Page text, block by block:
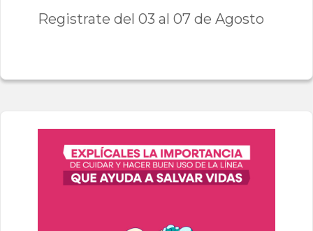
Registrate del 03 al 07 de Agosto